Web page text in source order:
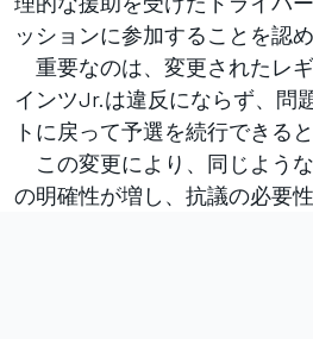
ッションに参加することを認め
重要なのは、変更されたレ
インツJr.は違反にならず、問
トに戻って予選を続行できる
この変更により、同じよう
の明確性が増し、抗議の必要